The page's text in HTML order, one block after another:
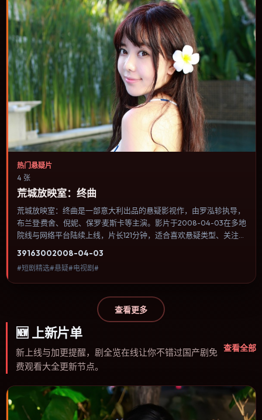
热门悬疑片
4 张
荒城放映室：终曲
荒城放映室：终曲是一部意大利出品的悬疑影视作，由罗泓轸执导，
布兰登·费舍、倪妮、保罗·麦斯卡等主演。影片于2008-04-03在多地
院线与网络平台陆续上线，片长121分钟，适合喜欢悬疑类型、关注人
奏与视听语言统一，可作为休闲观影或类型片补片的选择。
39163002008-04-03
#短剧精选#悬疑#电视剧#
查看更多
🆕 上新片单
新上线与加更提醒，剧全览在线让你不错过国产剧免
费观看大全更新节点。
查看全部